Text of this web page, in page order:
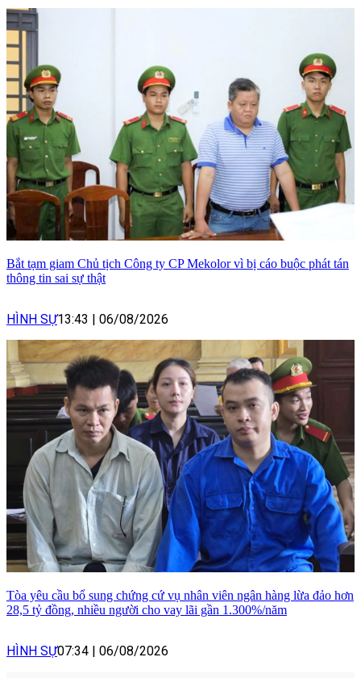
Bắt tạm giam Chủ tịch Công ty CP Mekolor vì bị cáo buộc phát tán
thông tin sai sự thật
HÌNH SỰ13:43 | 06/08/2026
Tòa yêu cầu bổ sung chứng cứ vụ nhân viên ngân hàng lừa đảo hơn
28,5 tỷ đồng, nhiều người cho vay lãi gần 1.300%/năm
HÌNH SỰ07:34 | 06/08/2026